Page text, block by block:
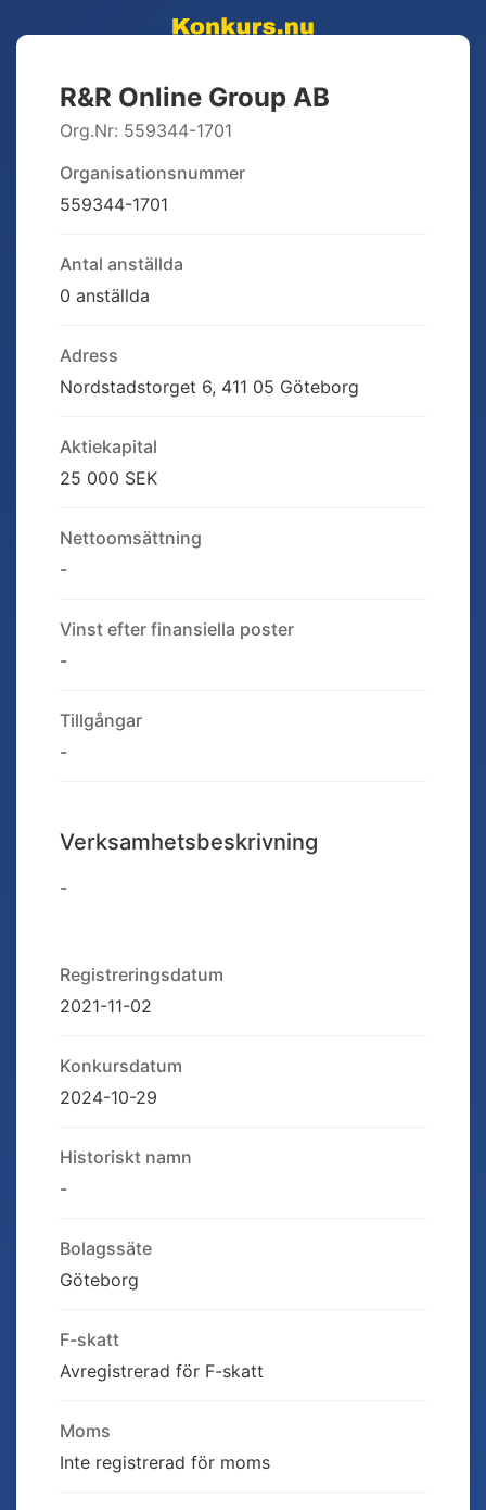
R&R Online Group AB
Org.Nr: 559344-1701
Organisationsnummer
559344-1701
Antal anställda
0 anställda
Adress
Nordstadstorget 6, 411 05 Göteborg
Aktiekapital
25 000 SEK
Nettoomsättning
-
Vinst efter finansiella poster
-
Tillgångar
-
Verksamhetsbeskrivning
-
Registreringsdatum
2021-11-02
Konkursdatum
2024-10-29
Historiskt namn
-
Bolagssäte
Göteborg
F-skatt
Avregistrerad för F-skatt
Moms
Inte registrerad för moms